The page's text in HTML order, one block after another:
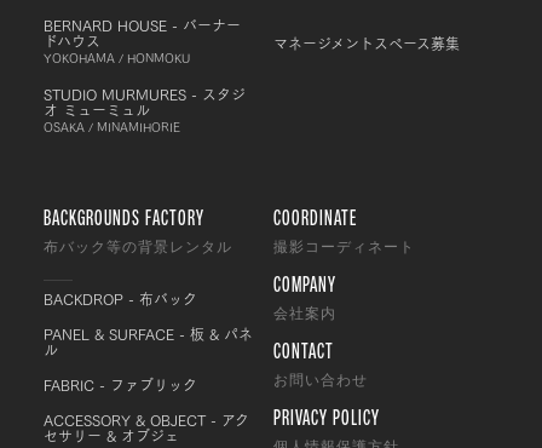
BERNARD HOUSE - バーナー
ドハウス
YOKOHAMA / HONMOKU
STUDIO MURMURES - スタジ
オ ミューミュル
OSAKA / MINAMIHORIE
マネージメントスペース募集
BACKGROUNDS FACTORY
布バック等の背景レンタル
BACKDROP - 布バック
PANEL & SURFACE - 板 & パネ
ル
FABRIC - ファブリック
ACCESSORY & OBJECT - アク
セサリー & オブジェ
COORDINATE
撮影コーディネート
COMPANY
会社案内
CONTACT
お問い合わせ
PRIVACY POLICY